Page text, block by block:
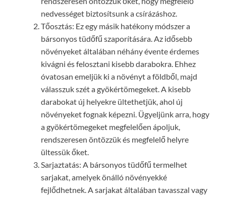
nedvességet biztosítsunk a csírázáshoz.
Tőosztás: Ez egy másik hatékony módszer a
bársonyos tüdőfű szaporítására. Az idősebb
növényeket általában néhány évente érdemes
kivágni és felosztani kisebb darabokra. Ehhez
óvatosan emeljük ki a növényt a földből, majd
válasszuk szét a gyökértömegeket. A kisebb
darabokat új helyekre ültethetjük, ahol új
növényeket fognak képezni. Ügyeljünk arra, hogy
a gyökértömegeket megfelelően ápoljuk,
rendszeresen öntözzük és megfelelő helyre
ültessük őket.
Sarjaztatás: A bársonyos tüdőfű termelhet
sarjakat, amelyek önálló növényekké
fejlődhetnek. A sarjakat általában tavasszal vagy